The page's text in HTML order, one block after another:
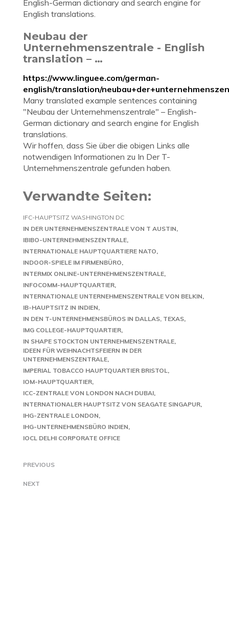
English-German dictionary and search engine for
English translations.
Neubau der
Unternehmenszentrale - English
translation – …
https://www.linguee.com/german-
english/translation/
Many translated example sentences containing
"Neubau der Unternehmenszentrale" – English-
German dictionary and search engine for English
translations.
Wir hoffen, dass Sie über die obigen Links alle
notwendigen Informationen zu In Der T-
Unternehmenszentrale gefunden haben.
Verwandte Seiten:
IFC-HAUPTSITZ WASHINGTON DC
IN DER UNTERNEHMENSZENTRALE VON T AUSTIN
IBIBO-UNTERNEHMENSZENTRALE
INTERNATIONALE HAUPTQUARTIERE NATO
INDOOR-SPIELE IM FIRMENBÜRO
INTERMIX ONLINE-UNTERNEHMENSZENTRALE
INFOCOMM-HAUPTQUARTIER
INTERNATIONALE UNTERNEHMENSZENTRALE VON BELKIN
IB-HAUPTSITZ IN INDIEN
IN DEN T-UNTERNEHMENSBÜROS IN DALLAS, TEXAS
IMG COLLEGE-HAUPTQUARTIER
IN SHAPE STOCKTON UNTERNEHMENSZENTRALE
IDEEN FÜR WEIHNACHTSFEIERN IN DER
UNTERNEHMENSZENTRALE
IMPERIAL TOBACCO HAUPTQUARTIER BRISTOL
IOM-HAUPTQUARTIER
ICC-ZENTRALE VON LONDON NACH DUBAI
INTERNATIONALER HAUPTSITZ VON SEAGATE SINGAPUR
IHG-ZENTRALE LONDON
IHG-UNTERNEHMENSBÜRO INDIEN
IOCL DELHI CORPORATE OFFICE
PREVIOUS
NEXT